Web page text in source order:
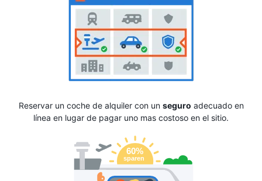
Reservar un coche de alquiler con un seguro adecuado en
línea en lugar de pagar uno mas costoso en el sitio.